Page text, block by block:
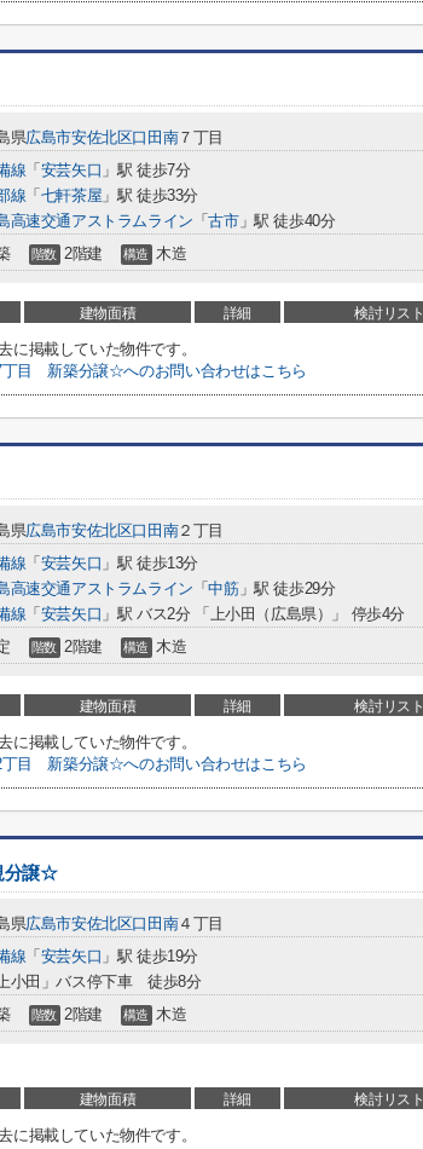
県広島市安佐北区口田南７丁目
線 「 安芸矢口 」駅 徒歩7分
線 「 七軒茶屋 」駅 徒歩33分
高速交通アストラムライン 「古市」駅 徒歩40分
階数 2階建 構造 木造
建物面積 詳細 検討リスト
に掲載していた物件です。
目 新築分譲☆へのお問い合わせはこちら
県広島市安佐北区口田南２丁目
線 「 安芸矢口 」駅 徒歩13分
高速交通アストラムライン 「中筋」駅 徒歩29分
線 「 安芸矢口 」駅 バス2分 「上小田（広島県）」 停歩4分
階数 2階建 構造 木造
建物面積 詳細 検討リスト
に掲載していた物件です。
目 新築分譲☆へのお問い合わせはこちら
分譲☆
県広島市安佐北区口田南４丁目
線 「 安芸矢口 」駅 徒歩19分
上小田」バス停下車 徒歩8分
階数 2階建 構造 木造
建物面積 詳細 検討リスト
に掲載していた物件です。